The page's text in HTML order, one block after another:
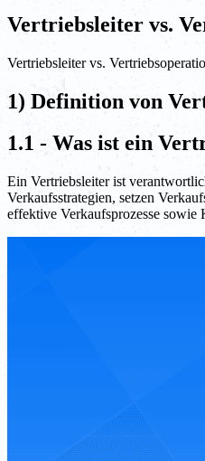
Vertriebsleiter vs.
Vertriebsleiter vs.
1) Definition von
1.1 - Was ist ein
Ein Vertriebsleiter ist
Verkaufsstrategien, setzen
effektive Verkaufsprozesse sowie